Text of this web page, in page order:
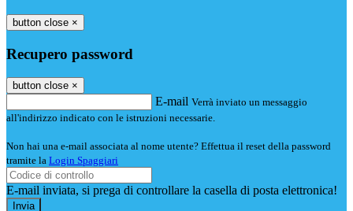
button close ×
Recupero password
button close ×
E-mail Verrà inviato un messaggio
all'indirizzo indicato con le istruzioni necessarie.
Non hai una e-mail associata al nome utente? Effettua il reset della password
tramite la Login Spaggiari
E-mail inviata, si prega di controllare la casella di posta elettronica!